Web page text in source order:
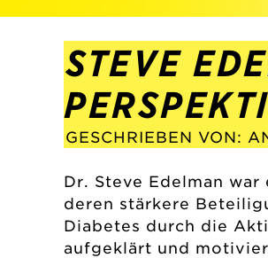
STEVE
GESCHRIEBEN VON:
Dr. Steve Edelman
deren stärkere
Diabetes durch die
aufgeklärt und